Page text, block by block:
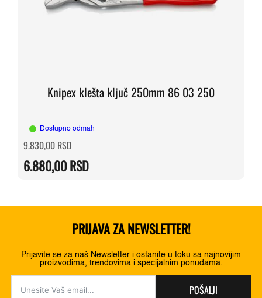
Knipex klešta ključ 250mm 86 03 250
Dostupno odmah
9.830,00RSDOriginalna
cena
bila:
9.830,00 RSD.
6.880,00RSD
Trenutna
cena
6.880,00 RSD.
PRIJAVA ZA NEWSLETTER!
Prijavite se za naš Newsletter i ostanite u toku sa najnovijim
proizvodima, trendovima i specijalnim ponudama.
POŠALJI